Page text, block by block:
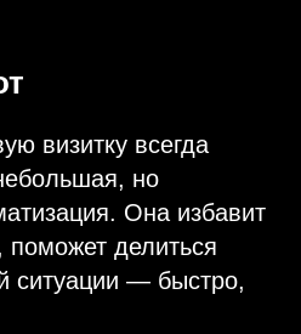
визитку всегда
но
Она избавит
поможет делиться
ситуации — быстро,